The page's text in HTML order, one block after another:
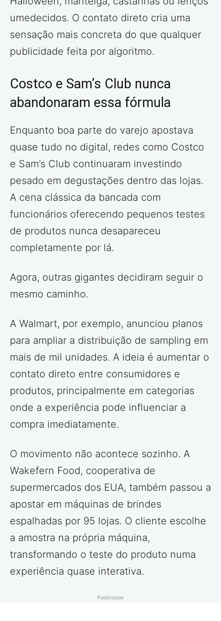
umedecidos. O contato direto cria uma
sensação mais concreta do que qualquer
publicidade feita por algoritmo.
Costco e Sam’s Club nunca
abandonaram essa fórmula
Enquanto boa parte do varejo apostava
quase tudo no digital, redes como Costco
e Sam’s Club continuaram investindo
pesado em degustações dentro das lojas.
A cena clássica da bancada com
funcionários oferecendo pequenos testes
de produtos nunca desapareceu
completamente por lá.
Agora, outras gigantes decidiram seguir o
mesmo caminho.
A Walmart, por exemplo, anunciou planos
para ampliar a distribuição de sampling em
mais de mil unidades. A ideia é aumentar o
contato direto entre consumidores e
produtos, principalmente em categorias
onde a experiência pode influenciar a
compra imediatamente.
O movimento não acontece sozinho. A
Wakefern Food, cooperativa de
supermercados dos EUA, também passou a
apostar em máquinas de brindes
espalhadas por 95 lojas. O cliente escolhe
a amostra na própria máquina,
transformando o teste do produto numa
experiência quase interativa.
Publicidade